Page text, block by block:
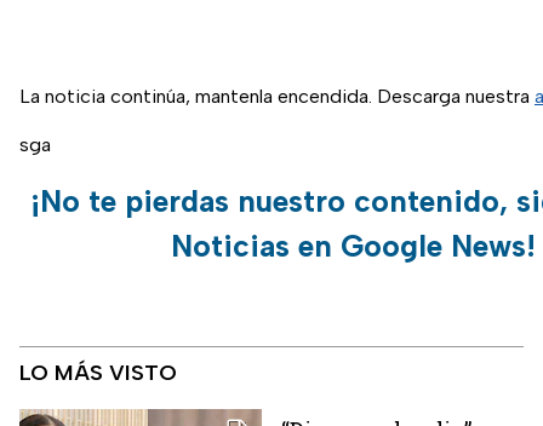
La noticia continúa, mantenla encendida. Descarga nuestra
sga
¡No te pierdas nuestro contenido,
Noticias en Google News!
LO MÁS VISTO